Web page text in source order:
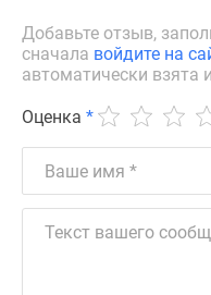
Контакты
Реклама
сайте
места
Апартаменты
Добавьте отзыв,
сначала войдите на
автоматически взята
Оценка *